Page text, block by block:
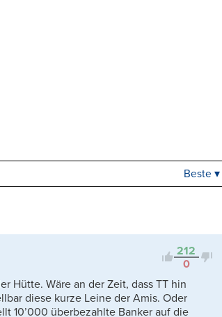
Kontrovers
Beste ▾
212
0
Hütte. Wäre an der Zeit, dass TT hin
diese kurze Leine der Amis. Oder
10’000 überbezahlte Banker auf die